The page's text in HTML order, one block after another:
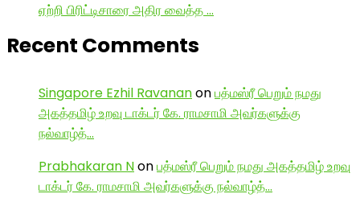
ஏற்றி பிரிட்டிசாரை அதிர வைத்த …
Recent Comments
Singapore Ezhil Ravananonபத்மஸ்ரீ பெறும் நமது
அகத்தமிழ் உறவு டாக்டர் கே. ராமசாமி அவர்களுக்கு
நல்வாழ்த்…
Prabhakaran Nonபத்மஸ்ரீ பெறும் நமது அகத்தமிழ் உறவு
டாக்டர் கே. ராமசாமி அவர்களுக்கு நல்வாழ்த்…